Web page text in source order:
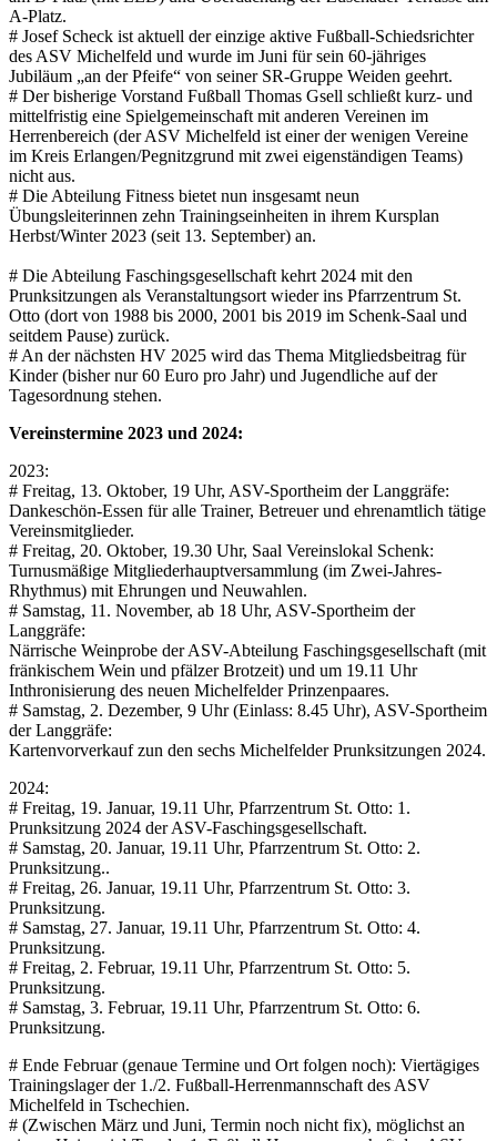
A-Platz.
# Josef Scheck ist aktuell der einzige aktive Fußball-Schiedsrichter
des ASV Michelfeld und wurde im Juni für sein 60-jähriges
Jubiläum „an der Pfeife“ von seiner SR-Gruppe Weiden geehrt.
# Der bisherige Vorstand Fußball Thomas Gsell schließt kurz- und
mittelfristig eine Spielgemeinschaft mit anderen Vereinen im
Herrenbereich (der ASV Michelfeld ist einer der wenigen Vereine
im Kreis Erlangen/Pegnitzgrund mit zwei eigenständigen Teams)
nicht aus.
# Die Abteilung Fitness bietet nun insgesamt neun
Übungsleiterinnen zehn Trainingseinheiten in ihrem Kursplan
Herbst/Winter 2023 (seit 13. September) an.
# Die Abteilung Faschingsgesellschaft kehrt 2024 mit den
Prunksitzungen als Veranstaltungsort wieder ins Pfarrzentrum St.
Otto (dort von 1988 bis 2000, 2001 bis 2019 im Schenk-Saal und
seitdem Pause) zurück.
# An der nächsten HV 2025 wird das Thema Mitgliedsbeitrag für
Kinder (bisher nur 60 Euro pro Jahr) und Jugendliche auf der
Tagesordnung stehen.
Vereinstermine 2023 und 2024:
2023:
# Freitag, 13. Oktober, 19 Uhr, ASV-Sportheim der Langgräfe:
Dankeschön-Essen für alle Trainer, Betreuer und ehrenamtlich tätige
Vereinsmitglieder.
# Freitag, 20. Oktober, 19.30 Uhr, Saal Vereinslokal Schenk:
Turnusmäßige Mitgliederhauptversammlung (im Zwei-Jahres-
Rhythmus) mit Ehrungen und Neuwahlen.
# Samstag, 11. November, ab 18 Uhr, ASV-Sportheim der
Langgräfe:
Närrische Weinprobe der ASV-Abteilung Faschingsgesellschaft (mit
fränkischem Wein und pfälzer Brotzeit) und um 19.11 Uhr
Inthronisierung des neuen Michelfelder Prinzenpaares.
# Samstag, 2. Dezember, 9 Uhr (Einlass: 8.45 Uhr), ASV-Sportheim
der Langgräfe:
Kartenvorverkauf zun den sechs Michelfelder Prunksitzungen 2024.
2024:
# Freitag, 19. Januar, 19.11 Uhr, Pfarrzentrum St. Otto: 1.
Prunksitzung 2024 der ASV-Faschingsgesellschaft.
# Samstag, 20. Januar, 19.11 Uhr, Pfarrzentrum St. Otto: 2.
Prunksitzung..
# Freitag, 26. Januar, 19.11 Uhr, Pfarrzentrum St. Otto: 3.
Prunksitzung.
# Samstag, 27. Januar, 19.11 Uhr, Pfarrzentrum St. Otto: 4.
Prunksitzung.
# Freitag, 2. Februar, 19.11 Uhr, Pfarrzentrum St. Otto: 5.
Prunksitzung.
# Samstag, 3. Februar, 19.11 Uhr, Pfarrzentrum St. Otto: 6.
Prunksitzung.
# Ende Februar (genaue Termine und Ort folgen noch): Viertägiges
Trainingslager der 1./2. Fußball-Herrenmannschaft des ASV
Michelfeld in Tschechien.
# (Zwischen März und Juni, Termin noch nicht fix), möglichst an